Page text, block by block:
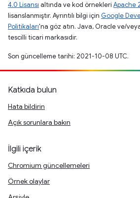
4.0 Lisansı altında ve kod örnekleri Apache
lisanslanmıştır. Ayrıntılı bilgi için Google
Politikaları'na göz atın. Java, Oracle ve/
tescilli ticari markasıdır.
Son güncelleme tarihi: 2021-10-08 UTC.
Katkıda bulun
Hata bildirin
Açık sorunlara bakın
İlgili içerik
Chromium güncellemeleri
Örnek olaylar